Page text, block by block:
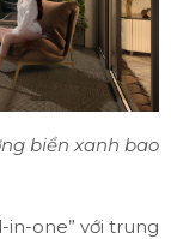
biển xanh bao
one” với trung